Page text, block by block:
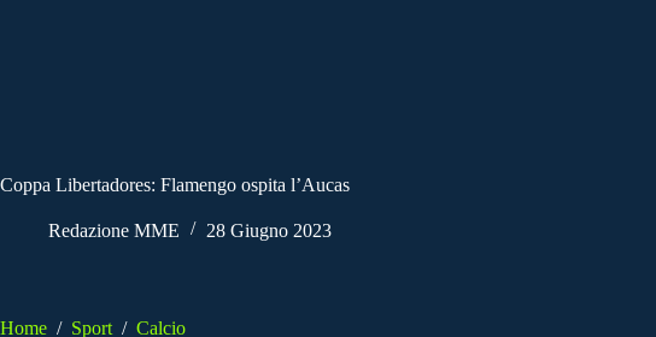
Coppa Libertadores: Flamengo ospita l’Aucas
Redazione MME 28 Giugno 2023
Home / Sport / Calcio